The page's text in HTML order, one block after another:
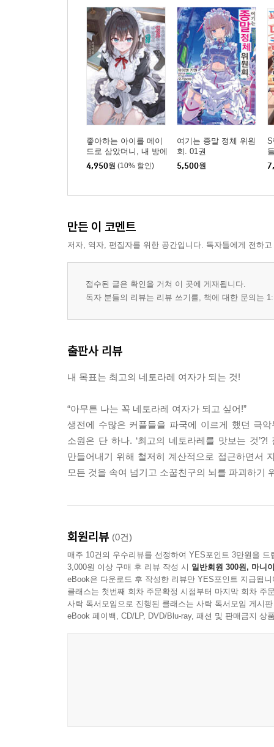
좋아하는 아이를 메이
드로 삼았더니, 내 방에
서 몰래 뭔가 하고 있다
01권
4,950원 (10% 할인)
여기는 종말 정체 위원
회. 01권
5,500원
S
만든 이 코멘트
저자, 역자, 편집자를 위한 공간입니다. 독자들에게 전하
접수된 글은 확인을 거쳐 이 곳에 게재됩니다.
독자 분들의 리뷰는 리뷰 쓰기를, 책에 대한 문의는
출판사 리뷰
내 목표는 최고의 네토라레 여자가 되는 것!
“아무튼 나는 꼭 네토라레 여자가 되고 싶어!”
생전에 수많은 커플들을 파국에 이르게 했던 극
소원은 단 하나. ‘최고의 네토라레를 맛보는 것
만들어내기 위해 철저히 계산적으로 접근하면서
모든 것을 속여 넘기고 소꿉친구의 뇌를 파괴하기
회원리뷰 (0건)
매주 10건의 우수리뷰를 선정하여 YES포인트 3만원을 드
3,000원 이상 구매 후 리뷰 작성 시 일반회원 300원, 마니
eBook은 다운로드 후 작성한 리뷰만 YES포인트 지급됩니
클래스는 첫번째 회차 주문확정 시점부터 마지막 회차 주
사락 독서모임으로 진행된 클래스는 사락 독서모임 게시
eBook 페이백, CD/LP, DVD/Blu-ray, 패션 및 판매금지 상